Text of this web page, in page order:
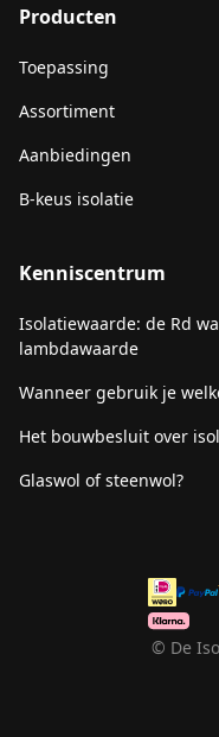
Producten
Toepassing
Assortiment
Aanbiedingen
B-keus isolatie
Kenniscentrum
Isolatiewaarde: de Rd
lambdawaarde
Wanneer gebruik je
Het bouwbesluit over
Glaswol of steenwol?
© De